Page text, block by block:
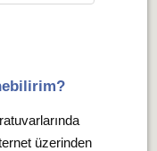
üzerinden